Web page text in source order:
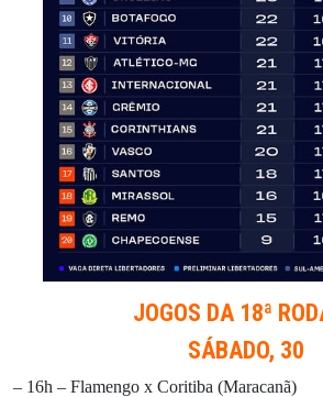
JOGOS DA 18ª
SÁBADO, 30
– 16h – Flamengo x Coritiba (Maracanã)